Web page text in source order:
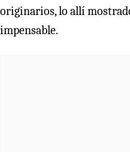
originarios, lo allí
impensable.